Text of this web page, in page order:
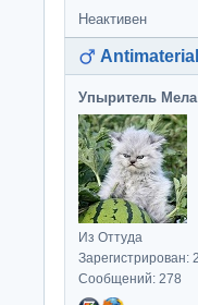
Неактивен
Упыритель Мела
Из Оттуда
Зарегистрирован:
Сообщений: 278